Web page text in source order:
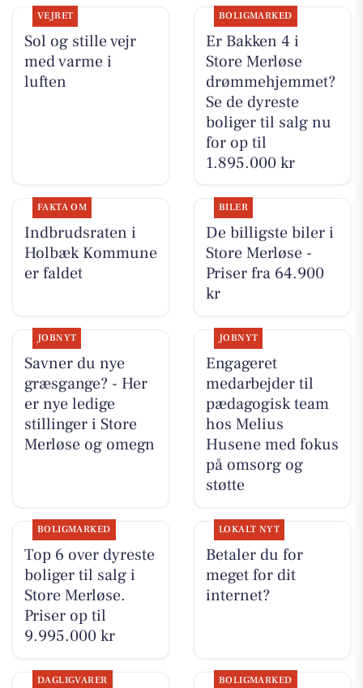
VEJRET
Sol og stille vejr
med varme i
luften
BOLIGMARKED
Er Bakken 4 i
Store Merløse
drømmehjemmet?
Se de dyreste
boliger til salg nu
for op til
1.895.000 kr
FAKTA OM
Indbrudsraten i
Holbæk Kommune
er faldet
BILER
De billigste biler i
Store Merløse -
Priser fra 64.900
kr
JOBNYT
Savner du nye
græsgange? - Her
er nye ledige
stillinger i Store
Merløse og omegn
JOBNYT
Engageret
medarbejder til
pædagogisk team
hos Melius
Husene med fokus
på omsorg og
støtte
BOLIGMARKED
Top 6 over dyreste
boliger til salg i
Store Merløse.
Priser op til
9.995.000 kr
LOKALT NYT
Betaler du for
meget for dit
internet?
DAGLIGVARER BOLIGMARKED